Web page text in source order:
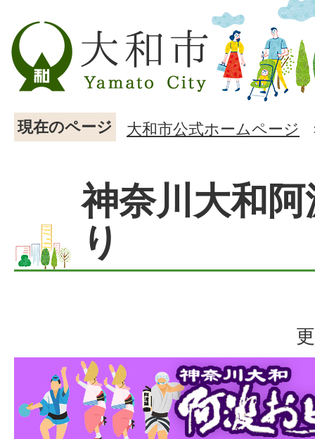
現在のページ 大和市公式ホームページ
神奈川大和
り